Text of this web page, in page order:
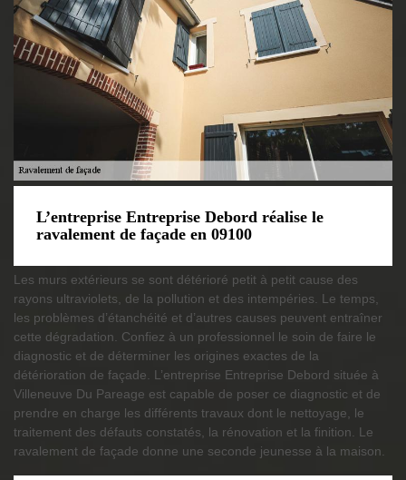
L’entreprise Entreprise Debord réalise le
ravalement de façade en 09100
Les murs extérieurs se sont détérioré petit à petit cause des
rayons ultraviolets, de la pollution et des intempéries. Le temps,
les problèmes d’étanchéité et d’autres causes peuvent entraîner
cette dégradation. Confiez à un professionnel le soin de faire le
diagnostic et de déterminer les origines exactes de la
détérioration de façade. L’entreprise Entreprise Debord située à
Villeneuve Du Pareage est capable de poser ce diagnostic et de
prendre en charge les différents travaux dont le nettoyage, le
traitement des défauts constatés, la rénovation et la finition. Le
ravalement de façade donne une seconde jeunesse à la maison.